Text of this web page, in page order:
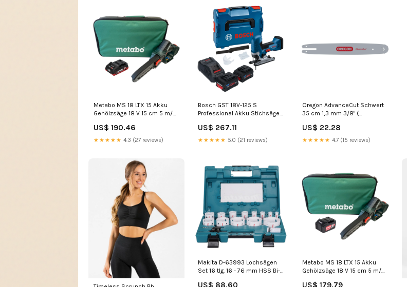
+ 1x LiHD Akku 4,0 Ah +
Tasche - ohne Ladegerät C -
AMA prep
US$ 190.46
★★★★★4.3 (27 reviews)
Bosch GST 18V-125 S
18 V 125 mm Brushless + 2x
ProCORE Akku 5,5 Ah +
Ladegerät + L-Boxx L - Italian
US$ 267.11
★★★★★5.0 (21 reviews)
140SXEA074 )
Führungsschiene für
Kettensäge Werkstattwagen
US$ 22.28
★★★★★ 4.7 (15 reviews)
Timeless Scrunch Bh
"Schwarz" SKU_77418OE
Makita D-63993 Lochsägen
Metall Universal DHL
Warenpost
US$ 88.60
★★★★★ 4.4 (8 reviews)
+ 1x Akku 5,2 Ah + Tasche -
ohne Ladegerät W - split
US$ 179.79
★★★★★4.1 (27 reviews)